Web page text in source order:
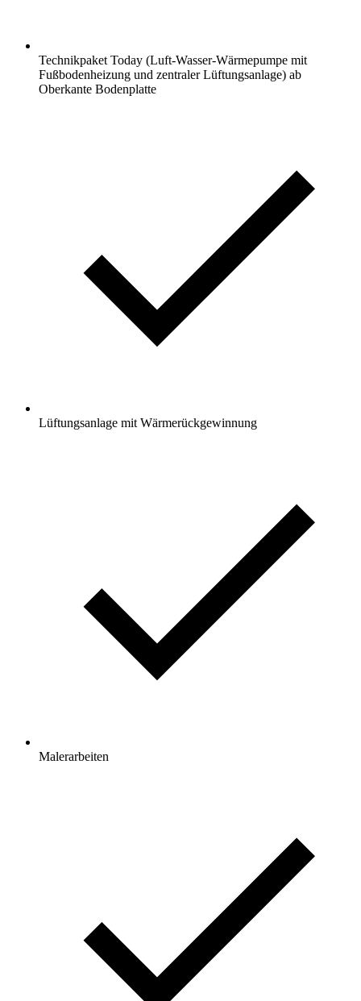
Technikpaket Today (Luft-Wasser-Wärmepumpe mit
Fußbodenheizung und zentraler Lüftungsanlage) ab
Oberkante Bodenplatte
Lüftungsanlage mit Wärmerückgewinnung
Malerarbeiten